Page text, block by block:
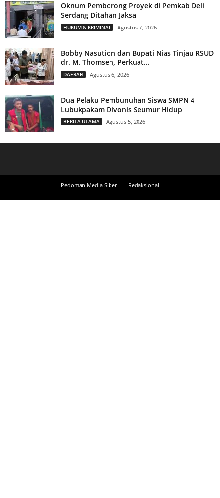
Oknum Pemborong Proyek di Pemkab Deli
Serdang Ditahan Jaksa
HUKUM & KRIMINAL Agustus 7, 2026
Bobby Nasution dan Bupati Nias Tinjau RSUD
dr. M. Thomsen, Perkuat...
DAERAH Agustus 6, 2026
Dua Pelaku Pembunuhan Siswa SMPN 4
Lubukpakam Divonis Seumur Hidup
BERITA UTAMA Agustus 5, 2026
Pedoman Media Siber Redaksional